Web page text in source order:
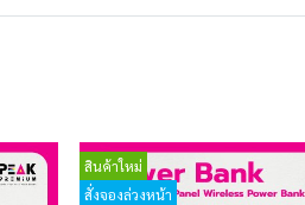
สินค้าใหม่
สั่งจองล่วงหน้า